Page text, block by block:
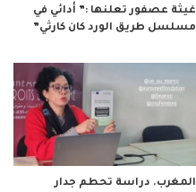
غيثة عصفور تعلنها :” أدائي في
مسلسل طريق الورد كان كارثي”
المغرب. دراسة تحطم جدار